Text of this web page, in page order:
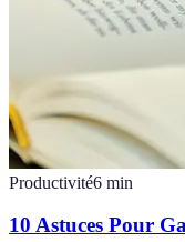
Productivité6 min
10 Astuces Pour